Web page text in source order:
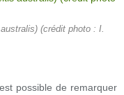
(crédit photo : I.
possible de remarquer